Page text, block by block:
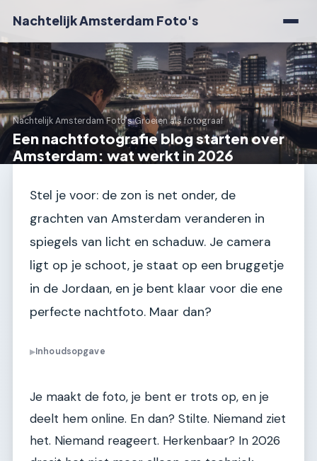
Nachtelijk Amsterdam Foto's
Nachtelijk Amsterdam Foto's›Groeien als fotograaf
Een nachtfotografie blog starten over
Amsterdam: wat werkt in 2026
Stel je voor: de zon is net onder, de
grachten van Amsterdam veranderen in
spiegels van licht en schaduw. Je camera
ligt op je schoot, je staat op een bruggetje
in de Jordaan, en je bent klaar voor die ene
perfecte nachtfoto. Maar dan?
▶Inhoudsopgave
Je maakt de foto, je bent er trots op, en je
deelt hem online. En dan? Stilte. Niemand ziet
het. Niemand reageert. Herkenbaar? In 2026